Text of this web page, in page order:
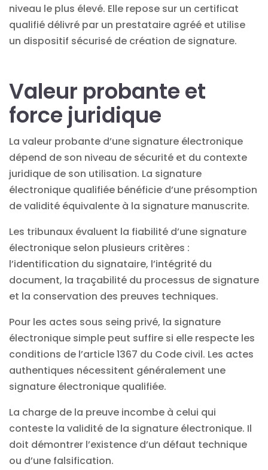
niveau le plus élevé. Elle repose sur un certificat
qualifié délivré par un prestataire agréé et utilise
un dispositif sécurisé de création de signature.
Valeur probante et
force juridique
La valeur probante d’une signature électronique
dépend de son niveau de sécurité et du contexte
juridique de son utilisation. La signature
électronique qualifiée bénéficie d’une présomption
de validité équivalente à la signature manuscrite.
Les tribunaux évaluent la fiabilité d’une signature
électronique selon plusieurs critères :
l’identification du signataire, l’intégrité du
document, la traçabilité du processus de signature
et la conservation des preuves techniques.
Pour les actes sous seing privé, la signature
électronique simple peut suffire si elle respecte les
conditions de l’article 1367 du Code civil. Les actes
authentiques nécessitent généralement une
signature électronique qualifiée.
La charge de la preuve incombe à celui qui
conteste la validité de la signature électronique. Il
doit démontrer l’existence d’un défaut technique
ou d’une falsification.